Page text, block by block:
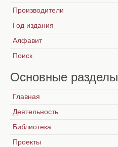
Производители
Год издания
Алфавит
Поиск
Основные разделы
Главная
Деятельность
Библиотека
Проекты